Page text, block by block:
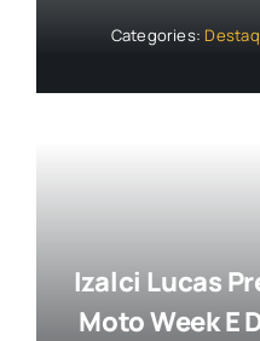
Categories:
Izalci Lucas
Moto Week E